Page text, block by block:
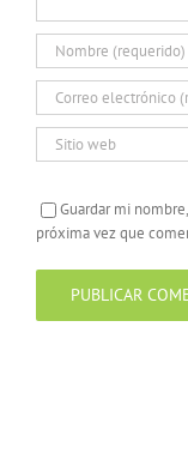
Guardar mi
próxima vez que